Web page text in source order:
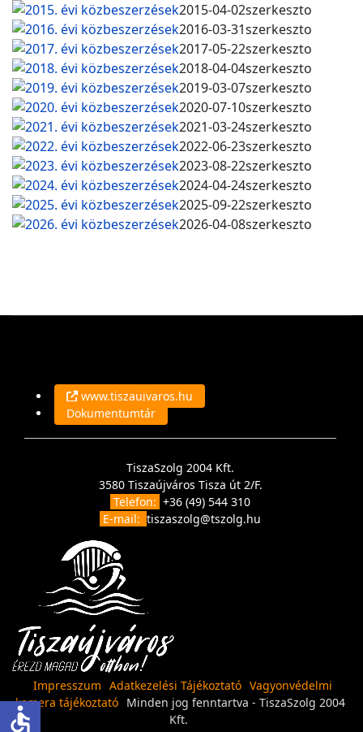
2015. évi közbeszerzések2015-04-02szerkeszto
2016. évi közbeszerzések2016-03-31szerkeszto
2017. évi közbeszerzések2017-05-22szerkeszto
2018. évi közbeszerzések2018-04-04szerkeszto
2019. évi közbeszerzések2019-03-07szerkeszto
2020. évi közbeszerzések2020-07-10szerkeszto
2021. évi közbeszerzések2021-03-24szerkeszto
2022. évi közbeszerzések2022-06-23szerkeszto
2023. évi közbeszerzések2023-08-22szerkeszto
2024. évi közbeszerzések2024-04-24szerkeszto
2025. évi közbeszerzések2025-09-22szerkeszto
2026. évi közbeszerzések2026-04-08szerkeszto
www.tiszaujvaros.hu
Dokumentumtár
TiszaSzolg 2004 Kft.
3580 Tiszaújváros Tisza út 2/F.
Telefon: +36 (49) 544 310
E-mail: tiszaszolg@tszolg.hu
Impresszum Adatkezelési Tájékoztató Vagyonvédelmi
kamera tájékoztató Minden jog fenntartva - TiszaSzolg 2004
Kft.
accessible